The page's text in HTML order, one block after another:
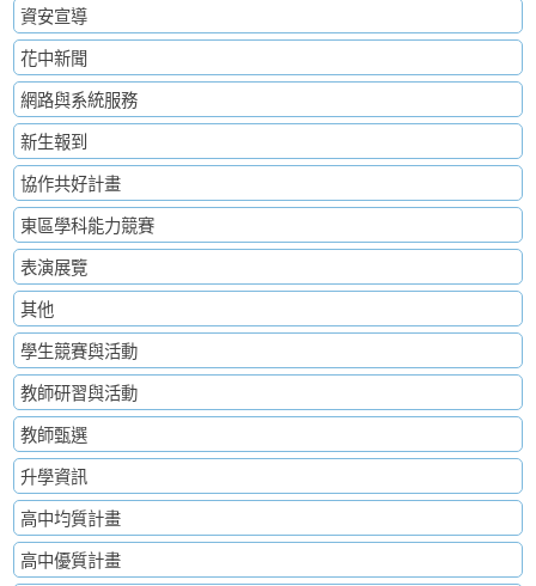
資安宣導
花中新聞
網路與系統服務
新生報到
協作共好計畫
東區學科能力競賽
表演展覽
其他
學生競賽與活動
教師研習與活動
教師甄選
升學資訊
高中均質計畫
高中優質計畫